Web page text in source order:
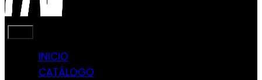
INICIO
CATÁLOGO